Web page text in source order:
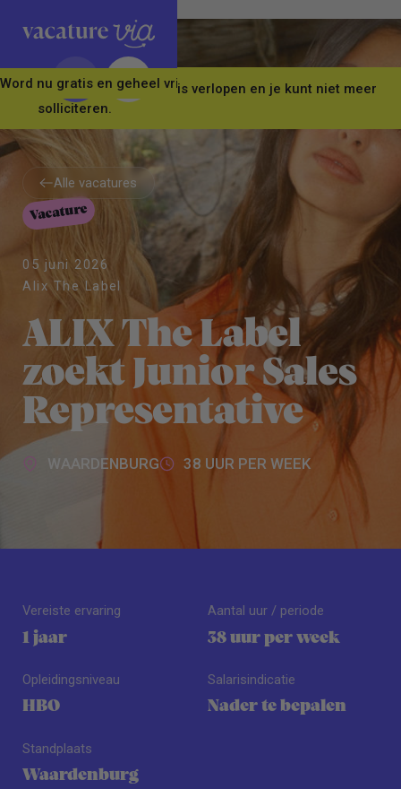
Word nu gratis en geheel vrijblijvend lid van ons Vacature Via
Let op! Deze vacature is verlopen en je kunt niet meer
solliciteren.
Alle vacatures
Alle vacatures
Vacature
05 juni 2026
Alix The Label
ALIX The Label
zoekt Junior Sales
Representative
WAARDENBURG 38 UUR PER WEEK
Vereiste ervaring
1 jaar
Opleidingsniveau
HBO
Standplaats
Waardenburg
Aantal uur / periode
38 uur per week
Salarisindicatie
Nader te bepalen